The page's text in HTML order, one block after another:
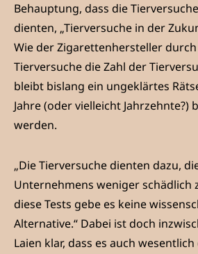
Behauptung, dass die
dienten, „Tierversuche in der
Wie der Zigarettenhersteller
Tierversuche die Zahl der
bleibt bislang ein ungeklärtes
Jahre (oder vielleicht Jahrzehnte?)
werden.
„Die Tierversuche dienten dazu,
Unternehmens weniger schädlich
diese Tests gebe es keine
Alternative.“ Dabei ist doch
Laien klar, dass es auch